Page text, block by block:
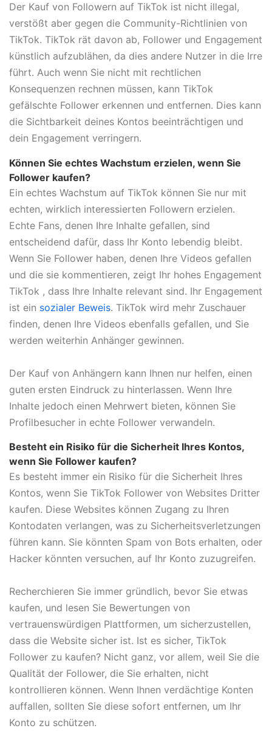
Der Kauf von Followern auf TikTok ist nicht illegal,
verstößt aber gegen die Community-Richtlinien von
TikTok. TikTok rät davon ab, Follower und Engagement
künstlich aufzublähen, da dies andere Nutzer in die Irre
führt. Auch wenn Sie nicht mit rechtlichen
Konsequenzen rechnen müssen, kann TikTok
gefälschte Follower erkennen und entfernen. Dies kann
die Sichtbarkeit deines Kontos beeinträchtigen und
dein Engagement verringern.
Können Sie echtes Wachstum erzielen, wenn Sie
Follower kaufen?
Ein echtes Wachstum auf TikTok können Sie nur mit
echten, wirklich interessierten Followern erzielen.
Echte Fans, denen Ihre Inhalte gefallen, sind
entscheidend dafür, dass Ihr Konto lebendig bleibt.
Wenn Sie Follower haben, denen Ihre Videos gefallen
und die sie kommentieren, zeigt Ihr hohes Engagement
TikTok , dass Ihre Inhalte relevant sind. Ihr Engagement
ist ein sozialer Beweis. TikTok wird mehr Zuschauer
finden, denen Ihre Videos ebenfalls gefallen, und Sie
werden weiterhin Anhänger gewinnen.
Der Kauf von Anhängern kann Ihnen nur helfen, einen
guten ersten Eindruck zu hinterlassen. Wenn Ihre
Inhalte jedoch einen Mehrwert bieten, können Sie
Profilbesucher in echte Follower verwandeln.
Besteht ein Risiko für die Sicherheit Ihres Kontos,
wenn Sie Follower kaufen?
Es besteht immer ein Risiko für die Sicherheit Ihres
Kontos, wenn Sie TikTok Follower von Websites Dritter
kaufen. Diese Websites können Zugang zu Ihren
Kontodaten verlangen, was zu Sicherheitsverletzungen
führen kann. Sie könnten Spam von Bots erhalten, oder
Hacker könnten versuchen, auf Ihr Konto zuzugreifen.
Recherchieren Sie immer gründlich, bevor Sie etwas
kaufen, und lesen Sie Bewertungen von
vertrauenswürdigen Plattformen, um sicherzustellen,
dass die Website sicher ist. Ist es sicher, TikTok
Follower zu kaufen? Nicht ganz, vor allem, weil Sie die
Qualität der Follower, die Sie erhalten, nicht
kontrollieren können. Wenn Ihnen verdächtige Konten
auffallen, sollten Sie diese sofort entfernen, um Ihr
Konto zu schützen.